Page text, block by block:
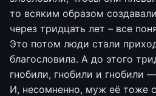
то всяким образом
через тридцать лет – все
Это потом люди стали
благословила. А до этого
гнобили, гнобили и гнобили
И, несомненно, муж её тоже